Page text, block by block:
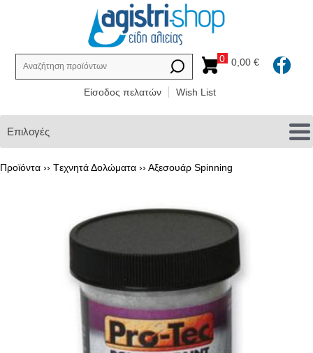
Είσοδος πελατών Wish List
0 0,00 €
Επιλογές
Προϊόντα ›› Tεχνητά Δολώματα ›› Αξεσουάρ Spinning